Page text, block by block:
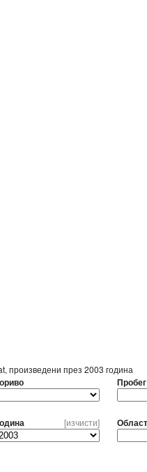
произведени през 2003 година
[изчисти]
Пробег
Област